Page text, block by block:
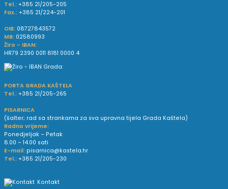
Tel.: +385 21/205-205
Fax.: +385 21/224-201
OIB: 08727843572
MB: 02580993
Žiro - IBAN:
HR79 2390 0011 8181 0000 4
PORTA GRADA KAŠTELA
Tel.: +385 21/205-265
PISARNICA
(šalter; rad sa strankama za sva upravna tijela Grada Kaštela)
Radno vrijeme:
Ponedjeljak – Petak
8.00 – 14.00 sati
E-mail: pisarnica@kastela.hr
Tel.: +385 21/205-230
Kontakt